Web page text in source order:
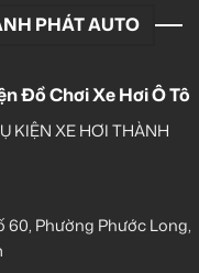
PHÁT AUTO
Đồ Chơi Xe Hơi Ô Tô
KIỆN XE HƠI THÀNH
60, Phường Phước Long,